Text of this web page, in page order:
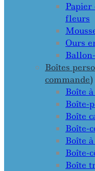
Papier
fleurs
Ours
Boîtes
commande)
Boîte
Boîte-
Boîte
Boîte-
Boîte
Boîte-
Boîte